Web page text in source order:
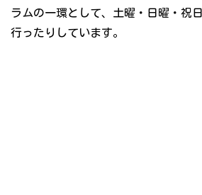
ラムの一環として、土曜・日曜・祝
行ったりしています。